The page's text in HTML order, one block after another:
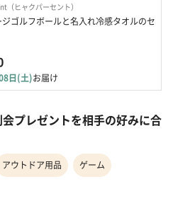
（ヒャクパーセント）
ジゴルフボールと名入れ冷感タオルのセ
日(土)お届け
プレゼントを相手の好みに合
アウトドア用品 ゲーム